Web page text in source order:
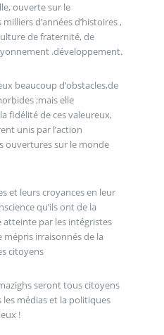
ouverte sur le
d’années d’histoires ,
de fraternité, de
.développement.
beaucoup d’obstacles,de
;mais elle
fidélité de ces valeureux,
unis par l’action
ouvertures sur le monde
et leurs croyances en leur
qu’ils ont de la
atteinte par les intégristes
mépris irraisonnés de la
citoyens
seront tous citoyens
médias et la politiques
!